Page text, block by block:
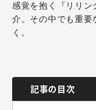
感覚を抱く『リリン
介。その中でも重要
く。
記事の目次